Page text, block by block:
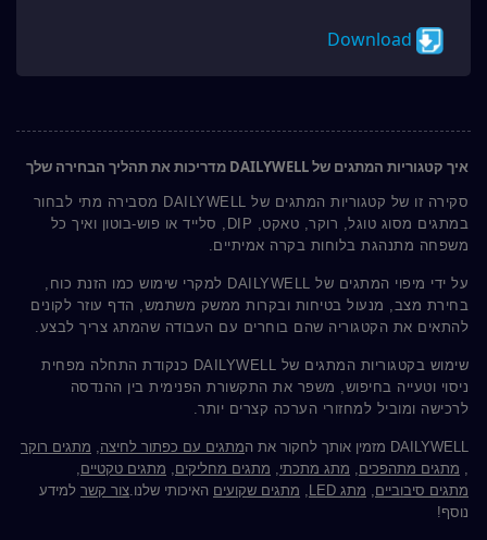
איך קטגוריות המתגים של DAILYWELL מדריכות את תהליך הבחירה שלך
סקירה זו של קטגוריות המתגים של DAILYWELL מסבירה מתי לבחור
במתגים מסוג טוגל, רוקר, טאקט, DIP, סלייד או פוש-בוטון ואיך כל
משפחה מתנהגת בלוחות בקרה אמיתיים.
על ידי מיפוי המתגים של DAILYWELL למקרי שימוש כמו הזנת כוח,
בחירת מצב, מנעול בטיחות ובקרות ממשק משתמש, הדף עוזר לקונים
להתאים את הקטגוריה שהם בוחרים עם העבודה שהמתג צריך לבצע.
שימוש בקטגוריות המתגים של DAILYWELL כנקודת התחלה מפחית
ניסוי וטעייה בחיפוש, משפר את התקשורת הפנימית בין ההנדסה
לרכישה ומוביל למחזורי הערכה קצרים יותר.
DAILYWELL מזמין אותך לחקור את ה מתגים עם כפתור לחיצה, מתגים רוקר
, מתגים מתהפכים, מתג מתכתי, מתגים מחליקים, מתגים טקטיים,
מתגים סיבוביים, מתג LED , מתגים שקועים האיכותי שלנו.צור קשר למידע
נוסף!